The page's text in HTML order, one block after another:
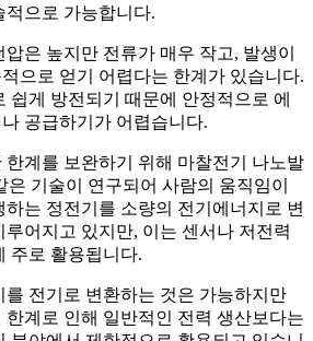
적으로 가능합니다.
은 높지만 전류가 매우 작고, 발생이
으로 얻기 어렵다는 한계가 있습니다.
쉽게 방전되기 때문에 안정적으로 에
공급하기가 어렵습니다.
한계를 보완하기 위해 마찰전기 나노발
은 기술이 연구되어 사람의 움직임이
하는 정전기를 소량의 전기에너지로 변
루어지고 있지만, 이는 센서나 저전력
주로 활용됩니다.
를 전기로 변환하는 것은 가능하지만
한계로 인해 일반적인 전력 생산보다는